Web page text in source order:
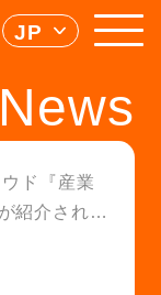
JP
News
ド『産業
紹介されま